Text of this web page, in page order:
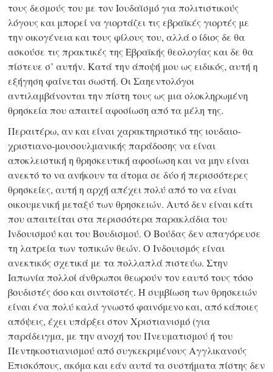
τους δεσμούς του με τον Ιουδαϊσμό για πολιτιστικούς
λόγους και μπορεί να γιορτάζει τις εβραϊκές γιορτές με
την οικογένεια και τους φίλους του, αλλά ο ίδιος δε θα
ασκούσε τις πρακτικές της Εβραϊκής θεολογίας και δε θα
πίστευε σ’ αυτήν. Κατά την άποψή μου ως ειδικός, αυτή η
εξήγηση φαίνεται σωστή. Οι Σαηεντολόγοι
αντιλαμβάνονται την πίστη τους ως μια ολοκληρωμένη
θρησκεία που απαιτεί αφοσίωση από τα μέλη της.
Περαιτέρω, αν και είναι χαρακτηριστικό της ιουδαιο-
χριστιανο-μουσουλμανικής παράδοσης να είναι
αποκλειστική η θρησκευτική αφοσίωση και να μην είναι
ανεκτό το να ανήκουν τα άτομα σε δύο ή περισσότερες
θρησκείες, αυτή η αρχή απέχει πολύ από το να είναι
οικουμενική μεταξύ των θρησκειών. Αυτό δεν είναι κάτι
που απαιτείται στα περισσότερα παρακλάδια του
Ινδουισμού και του Βουδισμού. Ο Βούδας δεν απαγόρευσε
τη λατρεία των τοπικών θεών. Ο Ινδουισμός είναι
ανεκτικός σχετικά με τα πολλαπλά πιστεύω. Στην
Ιαπωνία πολλοί άνθρωποι θεωρούν τον εαυτό τους τόσο
βουδιστές όσο και σιντοϊστές. Η συμβίωση των θρησκειών
είναι ένα πολύ καλά γνωστό φαινόμενο και, από κάποιες
απόψεις, έχει υπάρξει στον Χριστιανισμό (για
παράδειγμα, με την ανοχή του Πνευματισμού ή του
Πεντηκοστιανισμού από συγκεκριμένους Αγγλικανούς
Επισκόπους, ακόμα και εάν αυτά τα συστήματα πίστης δεν